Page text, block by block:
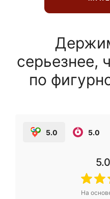
серьезнее,
по
5.0 5.0
5.0
На